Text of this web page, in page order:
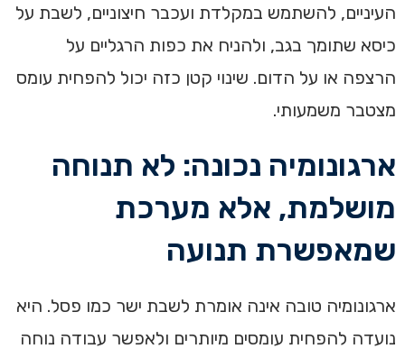
העיניים, להשתמש במקלדת ועכבר חיצוניים, לשבת על
כיסא שתומך בגב, ולהניח את כפות הרגליים על
הרצפה או על הדום. שינוי קטן כזה יכול להפחית עומס
מצטבר משמעותי.
ארגונומיה נכונה: לא תנוחה
מושלמת, אלא מערכת
שמאפשרת תנועה
ארגונומיה טובה אינה אומרת לשבת ישר כמו פסל. היא
נועדה להפחית עומסים מיותרים ולאפשר עבודה נוחה